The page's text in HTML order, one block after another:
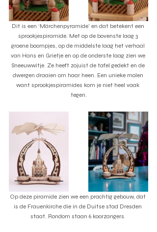
Dit is een ‘Märchenpyramide’ en dat betekent een
sprookjespiramide. Met op de bovenste laag 3
groene boompjes, op de middelste laag het verhaal
van Hans en Grietje en op de onderste laag zien we
Sneeuwwitje. Ze heeft zojuist de tafel gedekt en de
dwergen draaien om haar heen. Een unieke molen
want sprookjespiramides kom je niet heel vaak
tegen.
Op deze piramide zien we een prachtig gebouw, dat
is de Frauenkirche die in de Duitse stad Dresden
staat. Rondom staan 6 koorzangers.